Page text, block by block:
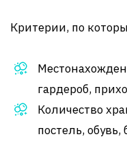
Критерии, по
гардероб,
Количество
постель, обувь,